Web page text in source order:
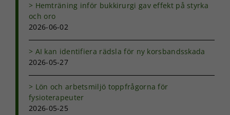
Hemträning inför bukkirurgi gav effekt på styrka
och oro
2026-06-02
AI kan identifiera rädsla för ny korsbandsskada
2026-05-27
Lön och arbetsmiljö toppfrågorna för
fysioterapeuter
2026-05-25